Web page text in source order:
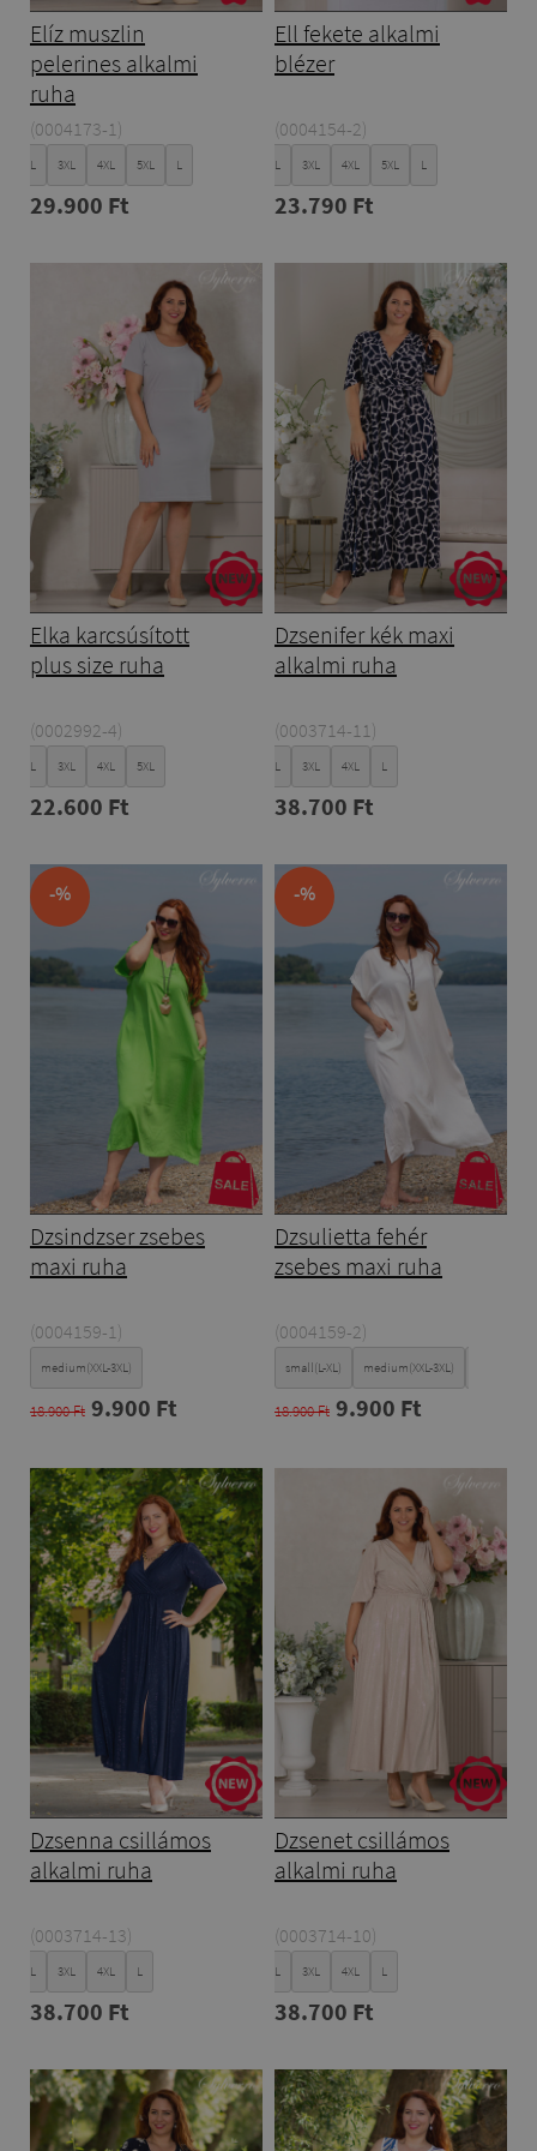
Elíz muszlin
pelerines alkalmi
ruha
(0004173-1)
XXL 3XL 4XL 5XL
29.900 Ft
Ell fekete alkalmi
blézer
(0004154-2)
XXL 3XL 4XL 5XL
23.790 Ft
Elka karcsúsított
plus size ruha
(0002992-4)
XXL 3XL 4XL
22.600 Ft
Dzsenifer kék maxi
alkalmi ruha
(0003714-11)
XXL 3XL 4XL
38.700 Ft
-%
Dzsindzser zsebes
maxi ruha
(0004159-1)
medium(XXL-3XL)
18.900 Ft 9.900 Ft
-%
Dzsulietta fehér
zsebes maxi ruha
(0004159-2)
small(L-XL) medium(XXL-3XL)
18.900 Ft 9.900 Ft
Dzsenna csillámos
alkalmi ruha
(0003714-13)
XXL 3XL 4XL
38.700 Ft
Dzsenet csillámos
alkalmi ruha
(0003714-10)
XXL 3XL 4XL
38.700 Ft